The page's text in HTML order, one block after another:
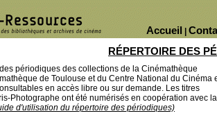
Accueil
RÉPERTOIRE DES
périodiques des collections de la Cinémathèque
de Toulouse et du Centre National du Cinéma
en accès libre ou sur demande. Les titres
Photographe ont été numérisés en coopération avec la
d'utilisation du répertoire des périodiques)